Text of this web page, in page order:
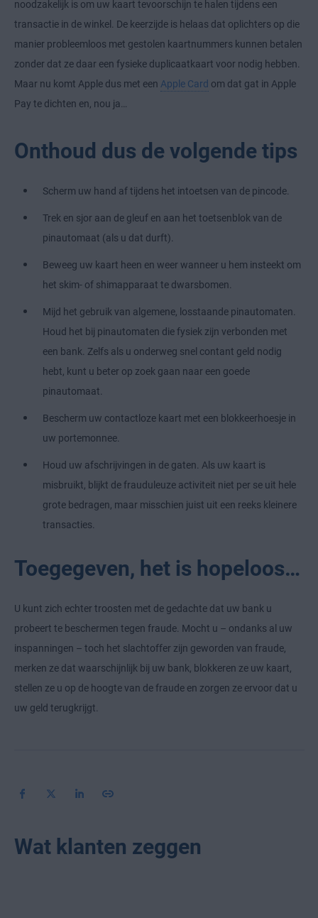
noodzakelijk is om uw kaart tevoorschijn te halen tijdens een
transactie in de winkel. De keerzijde is helaas dat oplichters op die
manier probleemloos met gestolen kaartnummers kunnen betalen
zonder dat ze daar een fysieke duplicaatkaart voor nodig hebben.
Maar nu komt Apple dus met een Apple Card om dat gat in Apple
Pay te dichten en, nou ja…
Onthoud dus de volgende tips
Scherm uw hand af tijdens het intoetsen van de pincode.
Trek en sjor aan de gleuf en aan het toetsenblok van de
pinautomaat (als u dat durft).
Beweeg uw kaart heen en weer wanneer u hem insteekt om
het skim- of shimapparaat te dwarsbomen.
Mijd het gebruik van algemene, losstaande pinautomaten.
Houd het bij pinautomaten die fysiek zijn verbonden met
een bank. Zelfs als u onderweg snel contant geld nodig
hebt, kunt u beter op zoek gaan naar een goede
pinautomaat.
Bescherm uw contactloze kaart met een blokkeerhoesje in
uw portemonnee.
Houd uw afschrijvingen in de gaten. Als uw kaart is
misbruikt, blijkt de frauduleuze activiteit niet per se uit hele
grote bedragen, maar misschien juist uit een reeks kleinere
transacties.
Toegegeven, het is hopeloos…
U kunt zich echter troosten met de gedachte dat uw bank u
probeert te beschermen tegen fraude. Mocht u – ondanks al uw
inspanningen – toch het slachtoffer zijn geworden van fraude,
merken ze dat waarschijnlijk bij uw bank, blokkeren ze uw kaart,
stellen ze u op de hoogte van de fraude en zorgen ze ervoor dat u
uw geld terugkrijgt.
Wat klanten zeggen